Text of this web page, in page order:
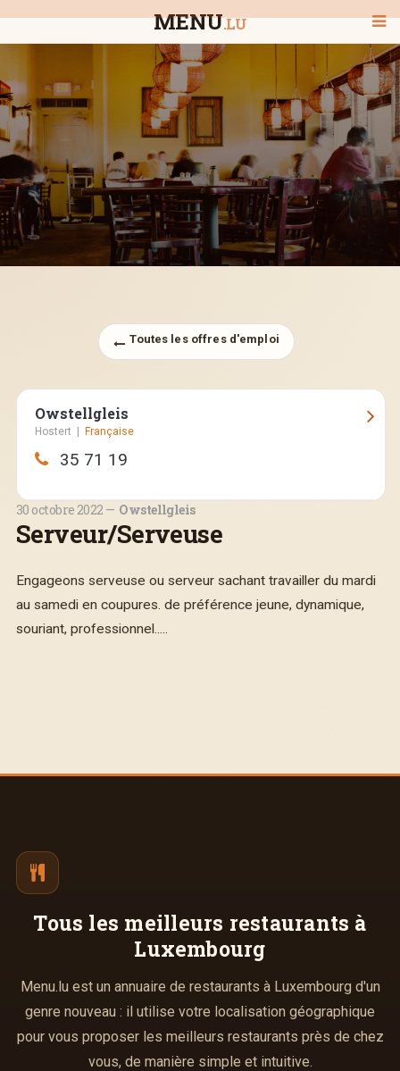
MENU.LU
BIENVENUE
TOUS LES RESTAURANTS
RECHERCHER UN RESTAURANT
Toutes les offres d'emploi
Owstellgleis
Hostert
Française
35 71 19
30 octobre 2022 Owstellgleis
Serveur/Serveuse
Engageons serveuse ou serveur sachant travailler du mardi
au samedi en coupures. de préférence jeune, dynamique,
souriant, professionnel.....
Tous les meilleurs restaurants à
Luxembourg
Menu.lu est un annuaire de restaurants à Luxembourg d'un
genre nouveau : il utilise votre localisation géographique
pour vous proposer les meilleurs restaurants près de chez
vous, de manière simple et intuitive.